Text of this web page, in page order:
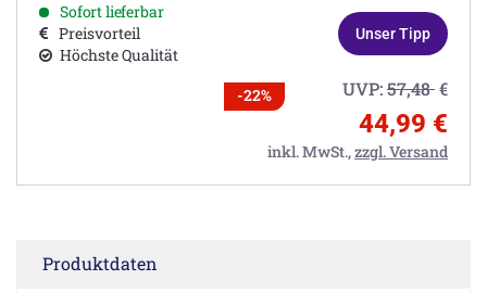
Sofort lieferbar
Preisvorteil
Höchste Qualität
Unser Tipp
UVP:57,48€
-22%
44,99 €
inkl. MwSt.,zzgl. Versand
Produktdaten